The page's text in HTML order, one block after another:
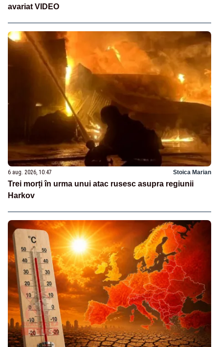
avariat VIDEO
6 aug. 2026, 10:47 Stoica Marian
Trei morți în urma unui atac rusesc asupra regiunii
Harkov